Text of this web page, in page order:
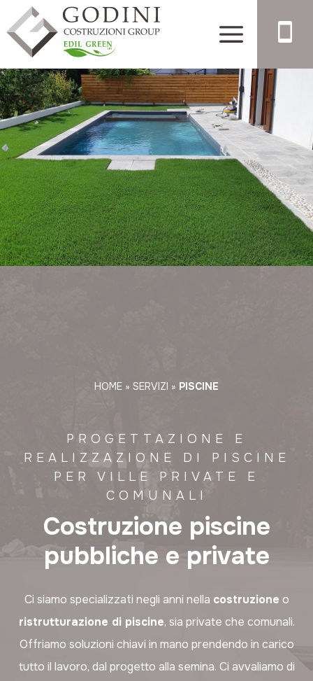
HOME » SERVIZI » PISCINE
PROGETTAZIONE E
REALIZZAZIONE DI PISCINE
PER VILLE PRIVATE E
COMUNALI
Costruzione piscine
pubbliche e private
Ci siamo specializzati negli anni nella costruzione o
ristrutturazione di piscine, sia private che comunali.
Offriamo soluzioni chiavi in mano prendendo in carico
tutto il lavoro, dal progetto alla semina. Ci avvaliamo di
×
REALIZZAZIONI
CONTATTI